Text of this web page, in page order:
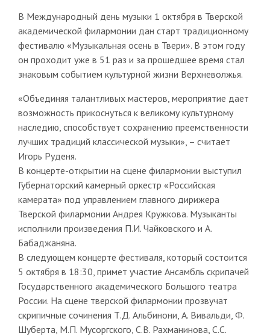
В Международный день музыки 1 октября в Тверской
академической филармонии дан старт традиционному
фестивалю «Музыкальная осень в Твери». В этом году
он проходит уже в 51 раз и за прошедшее время стал
знаковым событием культурной жизни Верхневолжья.
«Объединяя талантливых мастеров, мероприятие дает
возможность прикоснуться к великому культурному
наследию, способствует сохранению преемственности
лучших традиций классической музыки», – считает
Игорь Руденя.
В концерте-открытии на сцене филармонии выступил
Губернаторский камерный оркестр «Российская
камерата» под управлением главного дирижера
Тверской филармонии Андрея Кружкова. Музыканты
исполнили произведения П.И. Чайковского и А.
Бабаджаняна.
В следующем концерте фестиваля, который состоится
5 октября в 18:30, примет участие Ансамбль скрипачей
Государственного академического Большого театра
России. На сцене тверской филармонии прозвучат
скрипичные сочинения Т.Д. Альбинони, А. Вивальди, Ф.
Шуберта, М.П. Мусоргского, С.В. Рахманинова, С.С.